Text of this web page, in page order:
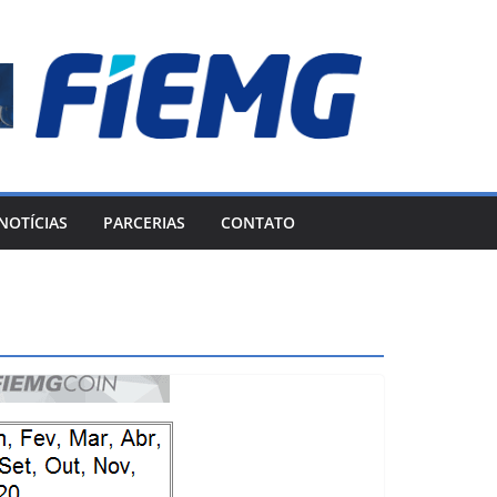
PARCERIAS CONTATO